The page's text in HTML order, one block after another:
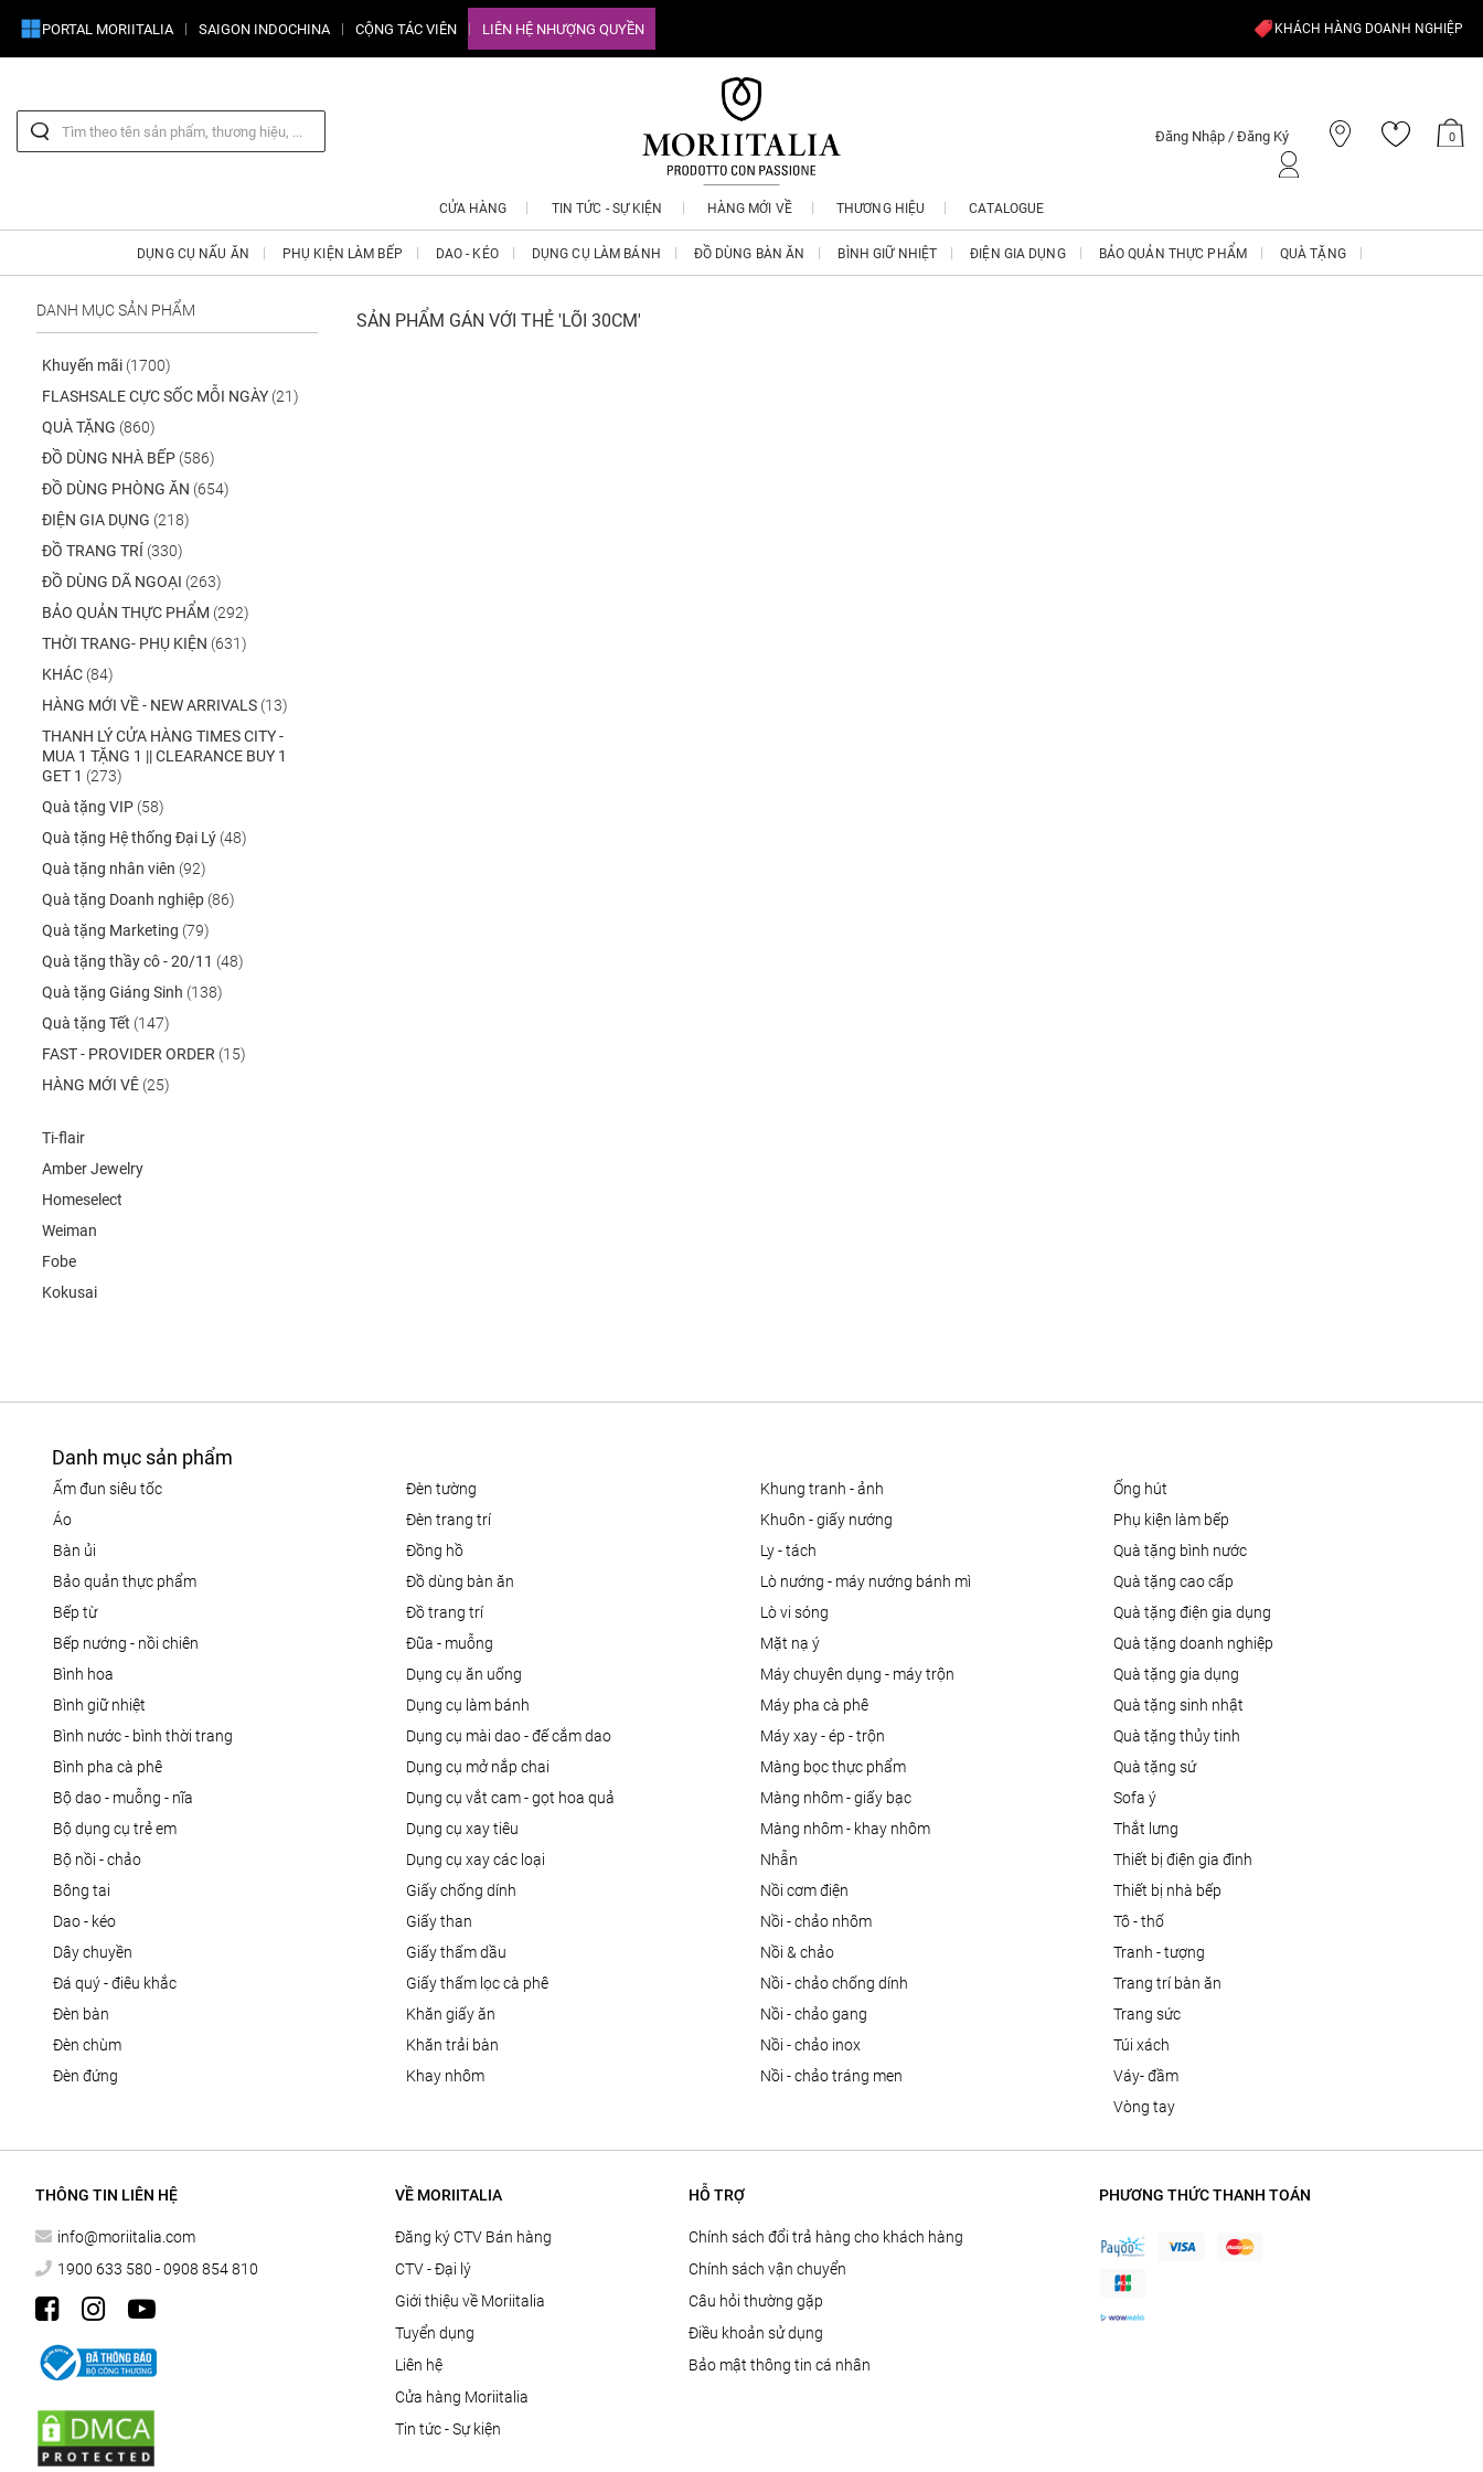
PORTAL MORIITALIA SAIGON INDOCHINA CỘNG TÁC VIÊN LIÊN HỆ NHƯỢNG QUYỀN KHÁCH HÀNG DOANH NGHIỆP
Đăng Nhập / Đăng Ký 0
CỬA HÀNG TIN TỨC - SỰ KIỆN HÀNG MỚI VỀ THƯƠNG HIỆU CATALOGUE
DỤNG CỤ NẤU ĂN PHỤ KIỆN LÀM BẾP DAO - KÉO DỤNG CỤ LÀM BÁNH ĐỒ DÙNG BÀN ĂN BÌNH GIỮ NHIỆT ĐIỆN GIA DỤNG BẢO QUẢN THỰC PHẨM QUÀ TẶNG
DANH MỤC SẢN PHẨM
Khuyến mãi (1700)
FLASHSALE CỰC SỐC MỖI NGÀY (21)
QUÀ TẶNG (860)
ĐỒ DÙNG NHÀ BẾP (586)
ĐỒ DÙNG PHÒNG ĂN (654)
ĐIỆN GIA DỤNG (218)
ĐỒ TRANG TRÍ (330)
ĐỒ DÙNG DÃ NGOẠI (263)
BẢO QUẢN THỰC PHẨM (292)
THỜI TRANG- PHỤ KIỆN (631)
KHÁC (84)
HÀNG MỚI VỀ - NEW ARRIVALS (13)
THANH LÝ CỬA HÀNG TIMES CITY -
MUA 1 TẶNG 1 || CLEARANCE BUY 1
GET 1 (273)
Quà tặng VIP (58)
Quà tặng Hệ thống Đại Lý (48)
Quà tặng nhân viên (92)
Quà tặng Doanh nghiệp (86)
Quà tặng Marketing (79)
Quà tặng thầy cô - 20/11 (48)
Quà tặng Giáng Sinh (138)
Quà tặng Tết (147)
FAST - PROVIDER ORDER (15)
HÀNG MỚI VÊ (25)
Ti-flair
Amber Jewelry
Homeselect
Weiman
Fobe
Kokusai
SẢN PHẨM GÁN VỚI THẺ 'LÕI 30CM'
Danh mục sản phẩm
ấm đun siêu tốc
áo
bàn ủi
bảo quản thực phẩm
bếp từ
bếp nướng - nồi chiên
bình hoa
bình giữ nhiệt
bình nước - bình thời trang
bình pha cà phê
bộ dao - muỗng - nĩa
bộ dụng cụ trẻ em
bộ nồi - chảo
bông tai
dao - kéo
dây chuyền
đá quý - điêu khắc
đèn bàn
đèn chùm
đèn đứng
đèn tường
đèn trang trí
đồng hồ
đồ dùng bàn ăn
đồ trang trí
đũa - muỗng
dụng cụ ăn uống
dụng cụ làm bánh
dụng cụ mài dao - đế cắm dao
dụng cụ mở nắp chai
dụng cụ vắt cam - gọt hoa quả
dụng cụ xay tiêu
dụng cụ xay các loại
giấy chống dính
giấy than
giấy thấm dầu
giấy thấm lọc cà phê
khăn giấy ăn
khăn trải bàn
khay nhôm
khung tranh - ảnh
khuôn - giấy nướng
ly - tách
lò nướng - máy nướng bánh mì
lò vi sóng
mặt nạ ý
máy chuyên dụng - máy trộn
máy pha cà phê
máy xay - ép - trộn
màng bọc thực phẩm
màng nhôm - giấy bạc
màng nhôm - khay nhôm
nhẫn
nồi cơm điện
nồi - chảo nhôm
nồi & chảo
nồi - chảo chống dính
nồi - chảo gang
nồi - chảo inox
nồi - chảo tráng men
ống hút
phụ kiện làm bếp
quà tặng bình nước
quà tặng cao cấp
quà tặng điện gia dụng
quà tặng doanh nghiệp
quà tặng gia dụng
quà tặng sinh nhật
quà tặng thủy tinh
quà tặng sứ
sofa ý
thắt lưng
thiết bị điện gia đình
thiết bị nhà bếp
tô - thố
tranh - tượng
trang trí bàn ăn
trang sức
túi xách
váy- đầm
vòng tay
THÔNG TIN LIÊN HỆ
info@moriitalia.com
1900 633 580 - 0908 854 810
VỀ MORIITALIA
Đăng ký CTV Bán hàng
CTV - Đại lý
Giới thiệu về Moriitalia
Tuyển dụng
Liên hệ
Cửa hàng Moriitalia
Tin tức - Sự kiện
HỖ TRỢ
Chính sách đổi trả hàng cho khách hàng
Chính sách vận chuyển
Câu hỏi thường gặp
Điều khoản sử dụng
Bảo mật thông tin cá nhân
PHƯƠNG THỨC THANH TOÁN